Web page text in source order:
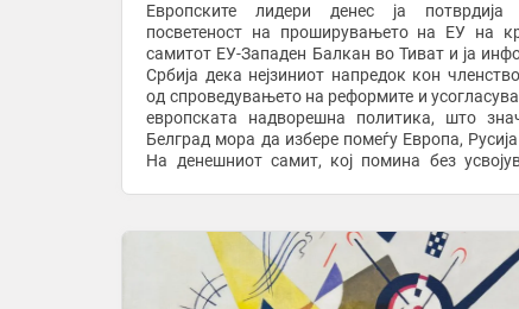
Европските лидери денес ја потврдија
посветеност на проширувањето на ЕУ на
самитот ЕУ-Западен Балкан во Тиват и ја
Србија дека нејзиниот напредок кон
од спроведувањето на реформите и
европската надворешна политика, што
Белград мора да избере помеѓу Европа,
На денешниот самит, кој помина без